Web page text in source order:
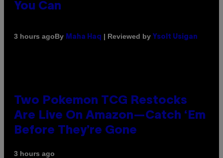
You Can
3 hours agoBy Maha Haq | Reviewed by Ysolt Usigan
Two Pokemon TCG Restocks
Are Live On Amazon—Catch ‘Em
Before They’re Gone
3 hours ago